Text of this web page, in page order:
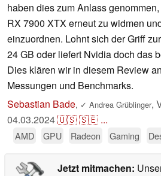
haben dies zum Anlass
RX 7900 XTX erneut zu widmen
einzuordnen. Lohnt sich der Griff
24 GB oder liefert Nvidia doch das
Dies klären wir in diesem Review
Messungen und Benchmarks.
Sebastian Bade, ✓ Andrea Grüblinger,
04.03.2024🇺🇸🇸🇪 ...
AMD GPU Radeon Gaming
Jetzt mitmachen: